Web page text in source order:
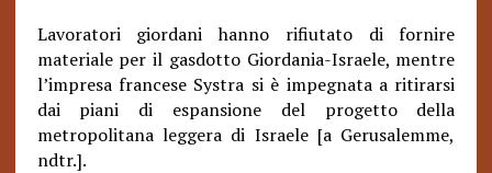
Lavoratori giordani hanno rifiutato di fornire
materiale per il gasdotto Giordania-Israele, mentre
l’impresa francese Systra si è impegnata a ritirarsi
dai piani di espansione del progetto della
metropolitana leggera di Israele [a Gerusalemme,
ndtr.].